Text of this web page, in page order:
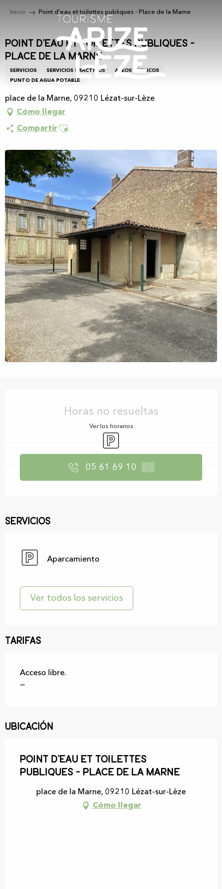
principal
Inicio Point d'eau et toilettes publiques - Place de la Marne
Point d'eau et toilettes publiques -
Place de la Marne
SERVICIOS SERVICIOS PRÁCTICOS
ASEOS PÚBLICOS
PUNTO DE AGUA POTABLE
place de la Marne, 09210 Lézat-sur-Lèze
Cómo llegar
Compartir Ajouter aux favoris
Horas no resueltas
Ver los horarios
Aparcamiento
05 61 69 10 ▒▒
Servicios
Aparcamiento
Ver todos los servicios
Tarifas
Acceso libre.
—
Ubicación
Point d'eau et toilettes
publiques - Place de la Marne
place de la Marne, 09210 Lézat-sur-Lèze
Cómo llegar